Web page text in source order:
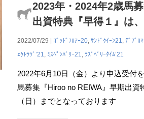
2023年・2024年2歳馬
出資特典『早得１』は
2022/07/29 | ｺﾞｯﾄﾞﾌﾛｱｰ20, ｻﾝﾄﾞｸｲｰﾝ21, ﾃﾞﾌﾟﾛ
ｪｸﾄﾗｳﾞ’21, ﾐｽﾍﾟﾝﾊﾞﾘｰ21, ﾗｽﾞﾍﾞﾘｰﾀｲﾑ’21
2022年6月10日（金）より申込受付
馬募集『Hiroo no REIWA』早期出
（日）までとなっております